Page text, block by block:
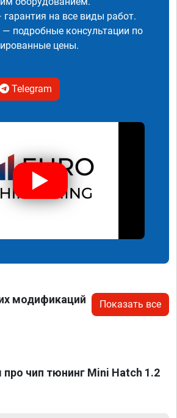
на все виды работ.
— подробные консультации по
цены.
Telegram
модификаций
Показать все
чип тюнинг Mini Hatch 1.2